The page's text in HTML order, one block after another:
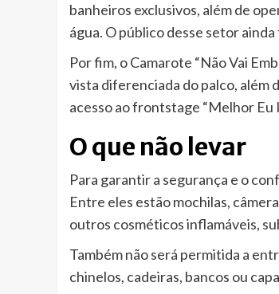
banheiros exclusivos, além de
água. O público desse setor
Por fim, o Camarote “Não Vai
vista diferenciada do palco, além
acesso ao frontstage “Melhor Eu
O que não levar
Para garantir a segurança e o
Entre eles estão mochilas,
outros cosméticos inflamáveis,
Também não será permitida a
chinelos, cadeiras, bancos ou